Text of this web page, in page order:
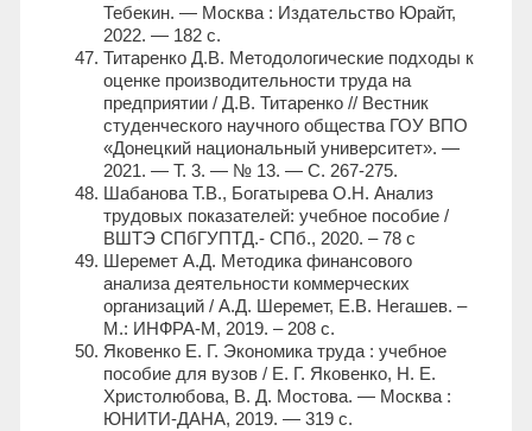
Тебекин. — Москва : Издательство Юрайт,
2022. — 182 с.
Титаренко Д.В. Методологические подходы к
оценке производительности труда на
предприятии / Д.В. Титаренко // Вестник
студенческого научного общества ГОУ ВПО
«Донецкий национальный университет». —
2021. — Т. 3. — № 13. — С. 267-275.
Шабанова Т.В., Богатырева О.Н. Анализ
трудовых показателей: учебное пособие /
ВШТЭ СПбГУПТД.- СПб., 2020. – 78 с
Шеремет А.Д. Методика финансового
анализа деятельности коммерческих
организаций / А.Д. Шеремет, Е.В. Негашев. –
М.: ИНФРА-М, 2019. – 208 с.
Яковенко Е. Г. Экономика труда : учебное
пособие для вузов / Е. Г. Яковенко, Н. Е.
Христолюбова, В. Д. Мостова. — Москва :
ЮНИТИ-ДАНА, 2019. — 319 c.